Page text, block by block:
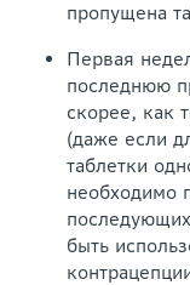
пропущена
Первая
последнюю
скорее, как
(даже если
таблетки
необходимо
быть